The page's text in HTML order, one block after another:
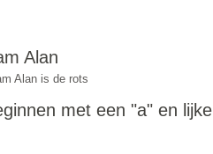
Alan
Alan is de rots
met een "a" en